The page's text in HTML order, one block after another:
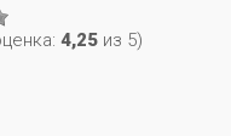
4,25 из 5)